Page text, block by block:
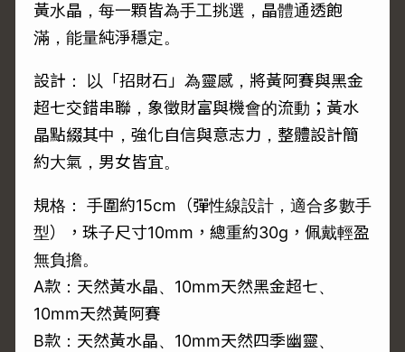
黃水晶，每一顆皆為手工挑選，晶體通透飽
滿，能量純淨穩定。
設計： 以「招財石」為靈感，將黃阿賽與黑金
超七交錯串聯，象徵財富與機會的流動；黃水
晶點綴其中，強化自信與意志力，整體設計簡
約大氣，男女皆宜。
規格： 手圍約15cm（彈性線設計，適合多數手
型），珠子尺寸10mm，總重約30g，佩戴輕盈
無負擔。
A款：天然黃水晶、10mm天然黑金超七、
10mm天然黃阿賽
B款：天然黃水晶、10mm天然四季幽靈、